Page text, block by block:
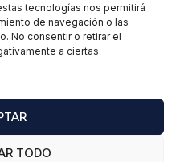
tecnologías nos permitirá
de navegación o las
No consentir o retirar el
a ciertas
TODO
expreso y
te informa que los